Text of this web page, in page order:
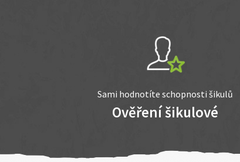
Sami hodnotíte schopnosti šikulů
Ověření šikulové